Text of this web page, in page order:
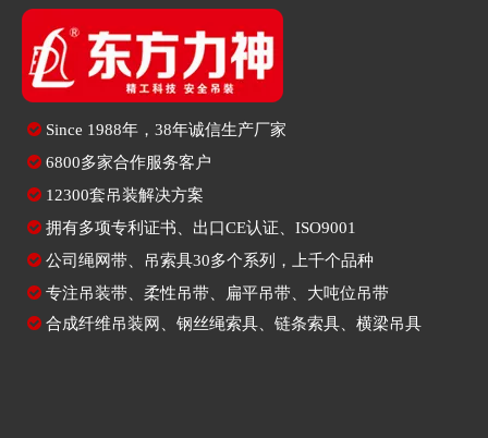
 Since 1988年，38年诚信生产厂家
 6800多家合作服务客户
 12300套吊装解决方案
 拥有多项专利证书、出口CE认证、ISO9001
 公司绳网带、吊索具30多个系列，上千个品种
 专注吊装带 柔性吊带 扁平吊带 、大吨位吊带
 合成纤维吊装网 钢丝绳索具 链条索具 横梁吊具